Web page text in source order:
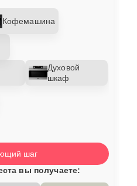
Кофемашина
Духовой
шкаф
шаг
вы получаете: